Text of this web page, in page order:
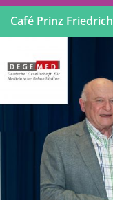
Café Prinz Friedrich